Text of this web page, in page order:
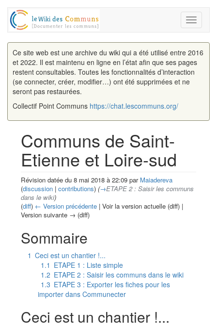
Toggle
Ce site web est une archive du wiki qui a été utilisé entre 2016
et 2022. Il est maintenu en ligne en l’état afin que ses pages
restent consultables. Toutes les fonctionnalités d’interaction
(se connecter, créer, modifier…) ont été supprimées et ne
seront pas restaurées.
Collectif Point Communs https://chat.lescommuns.org/
Communs de Saint-
Etienne et Loire-sud
Révision datée du 8 mai 2018 à 22:09 par Maiadereva
(discussion | contributions) (→ETAPE 2 : Saisir les communs
dans le wiki)
(diff) ← Version précédente | Voir la version actuelle (diff) |
Version suivante → (diff)
Sommaire
1 Ceci est un chantier !...
1.1 ETAPE 1 : Liste simple
1.2 ETAPE 2 : Saisir les communs dans le wiki
1.3 ETAPE 3 : Exporter les fiches pour les
importer dans Communecter
Ceci est un chantier !...